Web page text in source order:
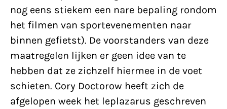
nog eens stiekem een nare bepaling rondom
het filmen van sportevenementen naar
binnen gefietst). De voorstanders van deze
maatregelen lijken er geen idee van te
hebben dat ze zichzelf hiermee in de voet
schieten. Cory Doctorow heeft zich de
afgelopen week het leplazarus geschreven